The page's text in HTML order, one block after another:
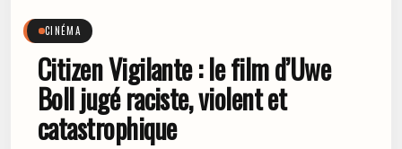
CINÉMA
Citizen Vigilante : le film d’Uwe
Boll jugé raciste, violent et
catastrophique